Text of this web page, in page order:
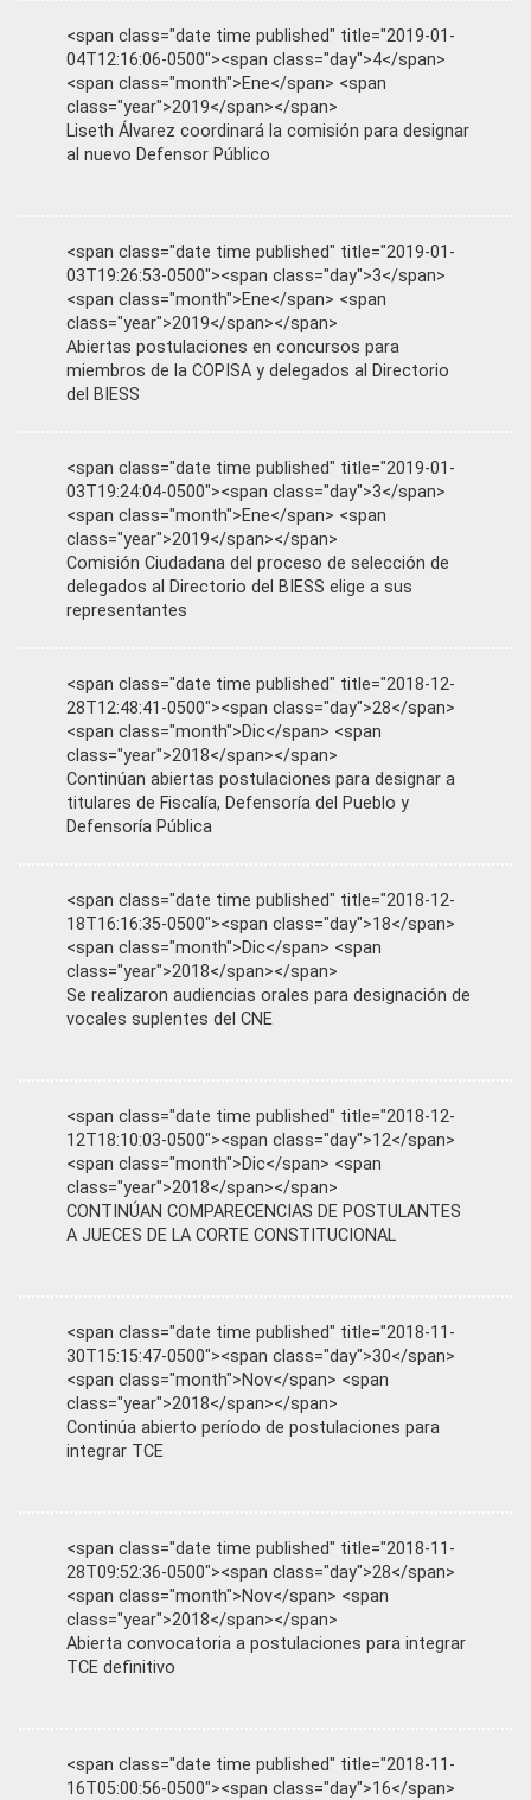
<span class="date time published" title="2019-01-
04T12:16:06-0500"><span class="day">4</span>
<span class="month">Ene</span> <span
class="year">2019</span></span>
Liseth Álvarez coordinará la comisión para designar
al nuevo Defensor Público
<span class="date time published" title="2019-01-
03T19:26:53-0500"><span class="day">3</span>
<span class="month">Ene</span> <span
class="year">2019</span></span>
Abiertas postulaciones en concursos para
miembros de la COPISA y delegados al Directorio
del BIESS
<span class="date time published" title="2019-01-
03T19:24:04-0500"><span class="day">3</span>
<span class="month">Ene</span> <span
class="year">2019</span></span>
Comisión Ciudadana del proceso de selección de
delegados al Directorio del BIESS elige a sus
representantes
<span class="date time published" title="2018-12-
28T12:48:41-0500"><span class="day">28</span>
<span class="month">Dic</span> <span
class="year">2018</span></span>
Continúan abiertas postulaciones para designar a
titulares de Fiscalía, Defensoría del Pueblo y
Defensoría Pública
<span class="date time published" title="2018-12-
18T16:16:35-0500"><span class="day">18</span>
<span class="month">Dic</span> <span
class="year">2018</span></span>
Se realizaron audiencias orales para designación de
vocales suplentes del CNE
<span class="date time published" title="2018-12-
12T18:10:03-0500"><span class="day">12</span>
<span class="month">Dic</span> <span
class="year">2018</span></span>
CONTINÚAN COMPARECENCIAS DE POSTULANTES
A JUECES DE LA CORTE CONSTITUCIONAL
<span class="date time published" title="2018-11-
30T15:15:47-0500"><span class="day">30</span>
<span class="month">Nov</span> <span
class="year">2018</span></span>
Continúa abierto período de postulaciones para
integrar TCE
<span class="date time published" title="2018-11-
28T09:52:36-0500"><span class="day">28</span>
<span class="month">Nov</span> <span
class="year">2018</span></span>
Abierta convocatoria a postulaciones para integrar
TCE definitivo
<span class="date time published" title="2018-11-
16T05:00:56-0500"><span class="day">16</span>